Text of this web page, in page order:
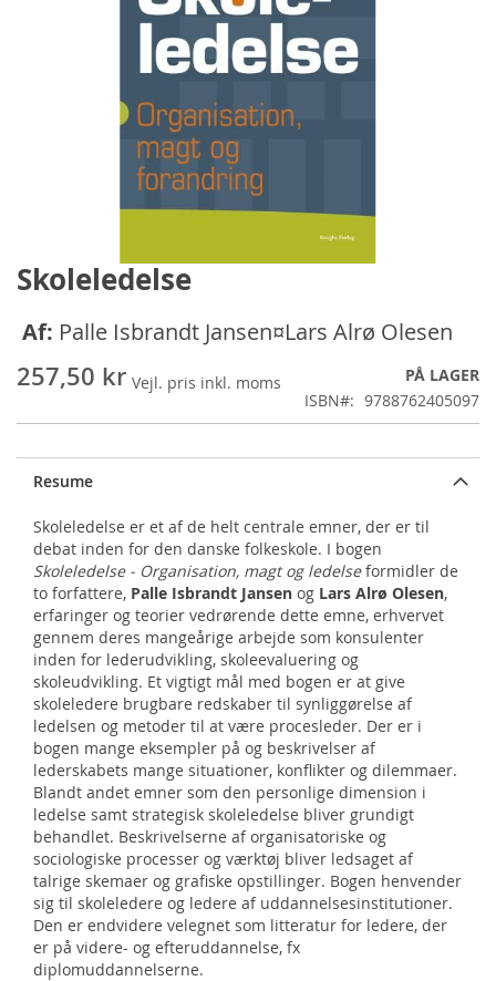
Skoleledelse
Af: Palle Isbrandt Jansen¤Lars Alrø Olesen
257,50 kr
PÅ LAGER
ISBN
9788762405097
Resume
Skoleledelse er et af de helt centrale emner, der er til
debat inden for den danske folkeskole. I bogen
Skoleledelse - Organisation, magt og ledelseformidler de
to forfattere, Palle Isbrandt Jansen og Lars Alrø Olesen,
erfaringer og teorier vedrørende dette emne, erhvervet
gennem deres mangeårige arbejde som konsulenter
inden for lederudvikling, skoleevaluering og
skoleudvikling. Et vigtigt mål med bogen er at give
skoleledere brugbare redskaber til synliggørelse af
ledelsen og metoder til at være procesleder. Der er i
bogen mange eksempler på og beskrivelser af
lederskabets mange situationer, konflikter og dilemmaer.
Blandt andet emner som den personlige dimension i
ledelse samt strategisk skoleledelse bliver grundigt
behandlet. Beskrivelserne af organisatoriske og
sociologiske processer og værktøj bliver ledsaget af
talrige skemaer og grafiske opstillinger. Bogen henvender
sig til skoleledere og ledere af uddannelsesinstitutioner.
Den er endvidere velegnet som litteratur for ledere, der
er på videre- og efteruddannelse, fx
diplomuddannelserne.
Gå
til
af